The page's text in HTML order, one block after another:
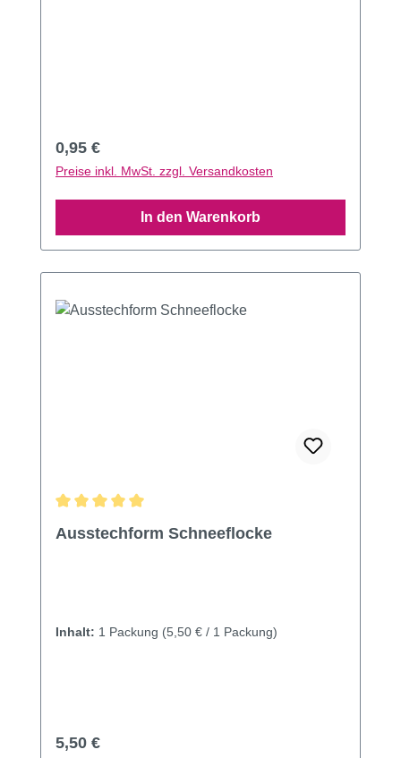
Regulärer Preis:
0,95 €
Preise inkl. MwSt. zzgl. Versandkosten
In den Warenkorb
Ausstechform Schneeflocke
Inhalt: 1 Packung (5,50 € / 1 Packung)
Regulärer Preis:
5,50 €